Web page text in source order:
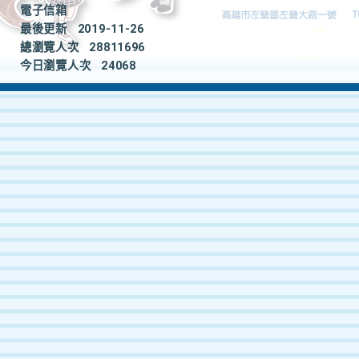
電子信箱
最後更新
2019-11-26
總瀏覽人次
28811696
今日瀏覽人次
24068